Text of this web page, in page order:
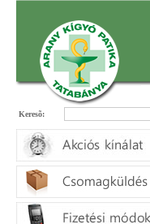
Keresõ: